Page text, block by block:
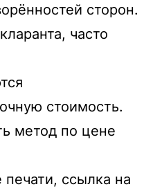
сторон.
часто
стоимость.
метод по цене
ссылка на